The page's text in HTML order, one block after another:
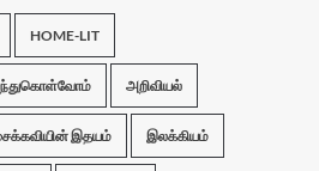
HOME-LIT
அறிவியல்
இதயம் இலக்கியம்